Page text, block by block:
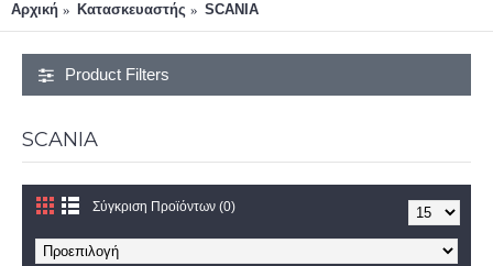
Αρχική Κατασκευαστής SCANIA
Product Filters
SCANIA
Σύγκριση Προϊόντων (0)